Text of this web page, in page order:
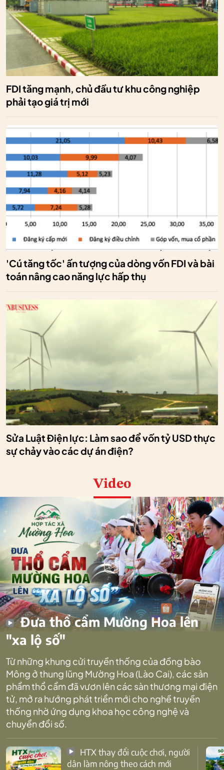
FDI tăng mạnh, chủ đầu tư khu công nghiệp
phải tạo giá trị mới
'Cú tăng tốc' ấn tượng của dòng vốn FDI và bài
toán nâng cao năng lực hấp thụ
Sửa Luật Điện lực: Làm sao để vốn tỷ USD thực
sự chảy vào các dự án điện?
Video
Đưa thổ cẩm Mường Hoa lên
"xa lộ số"
Từ những khung cửi truyền thống của đồng bào
Mông ở thung lũng Mường Hoa (Lào Cai), các sản
phẩm thổ cẩm đã vươn lên các sàn thương mại điện
tử, mở ra hướng phát triển mới cho nghề truyền
thống nhờ ứng dụng khoa học công nghệ và
chuyển đổi số.
dân làm nông theo cách mới